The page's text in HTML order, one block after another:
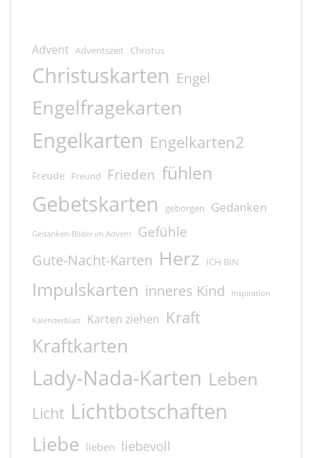
Advent Adventszeit Christus
Christuskarten Engel
Engelfragekarten
Engelkarten Engelkarten2
Freude Freund Frieden fühlen
Gebetskarten geborgen Gedanken
Gedanken-Bilder im Advent Gefühle
Gute-Nacht-Karten Herz ICH BIN
Impulskarten inneres Kind Inspiration
Kalenderblatt Karten ziehen Kraft
Kraftkarten
Lady-Nada-Karten Leben
Licht Lichtbotschaften
Liebe lieben liebevoll